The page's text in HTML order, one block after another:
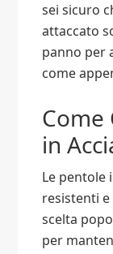
sei sicuro
attaccato
panno per
come
Come
in
Le pentole
resistenti
scelta
per